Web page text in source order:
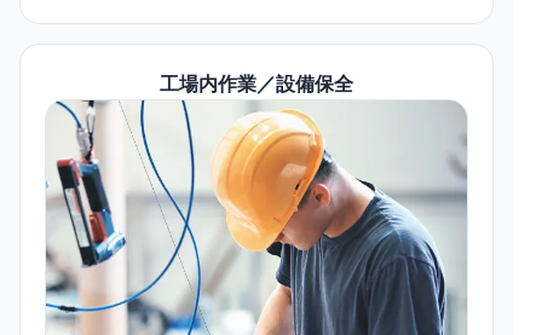
工場内作業／設備保全